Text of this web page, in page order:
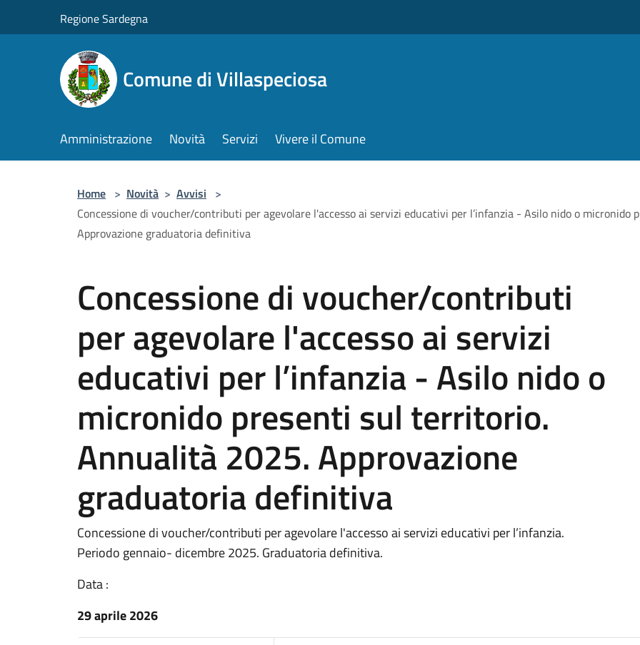
Regione Sardegna
Comune di Villaspeciosa
Amministrazione Novità Servizi Vivere il Comune
Home > Novità > Avvisi >
Concessione di voucher/contributi per agevolare l'accesso ai servizi educativi per l’infanzia - Asilo nido o
Approvazione graduatoria definitiva
Concessione di voucher/contributi
per agevolare l'accesso ai servizi
educativi per l’infanzia - Asilo nido o
micronido presenti sul territorio.
Annualità 2025. Approvazione
graduatoria definitiva
Concessione di voucher/contributi per agevolare l'accesso ai servizi educativi per l’infanzia.
Periodo gennaio- dicembre 2025. Graduatoria definitiva.
Data :
29 aprile 2026